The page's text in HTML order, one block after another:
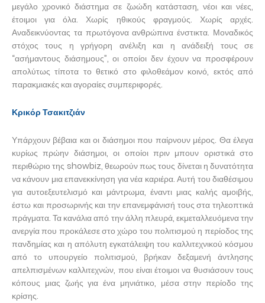
μεγάλο χρονικό διάστημα σε ζωώδη κατάσταση, νέοι και νέες,
έτοιμοι για όλα. Χωρίς ηθικούς φραγμούς. Χωρίς αρχές.
Αναδεικνύοντας τα πρωτόγονα ανθρώπινα ένστικτα. Μοναδικός
στόχος τους η γρήγορη ανέλιξη και η ανάδειξή τους σε
“ασήμαντους διάσημους”, οι οποίοι δεν έχουν να προσφέρουν
απολύτως τίποτα το θετικό στο φιλοθεάμον κοινό, εκτός από
παρακμιακές και αγοραίες συμπεριφορές.
Κρικόρ Τσακιτζιάν
Υπάρχουν βέβαια και οι διάσημοι που παίρνουν μέρος. Θα έλεγα
κυρίως πρώην διάσημοι, οι οποίοι πριν μπουν οριστικά στο
περιθώριο της showbiz, θεωρούν πως τους δίνεται η δυνατότητα
να κάνουν μια επανεκκίνηση για νέα καριέρα. Αυτή του διαθέσιμου
για αυτοεξευτελισμό και μάντρωμα, έναντι μιας καλής αμοιβής,
έστω και προσωρινής και την επανεμφάνισή τους στα τηλεοπτικά
πράγματα. Τα κανάλια από την άλλη πλευρά, εκμεταλλευόμενα την
ανεργία που προκάλεσε στο χώρο του πολιτισμού η περίοδος της
πανδημίας και η απόλυτη εγκατάλειψη του καλλιτεχνικού κόσμου
από το υπουργείο πολιτισμού, βρήκαν δεξαμενή άντλησης
απελπισμένων καλλιτεχνών, που είναι έτοιμοι να θυσιάσουν τους
κόπους μιας ζωής για ένα μηνιάτικο, μέσα στην περίοδο της
κρίσης.